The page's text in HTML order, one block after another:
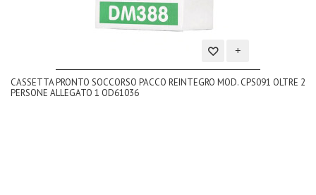
Aggiungi
alla
CASSETTA PRONTO SOCCORSO PACCO REINTEGRO MOD. CPS091 OLTRE 2
PERSONE ALLEGATO 1 OD61036